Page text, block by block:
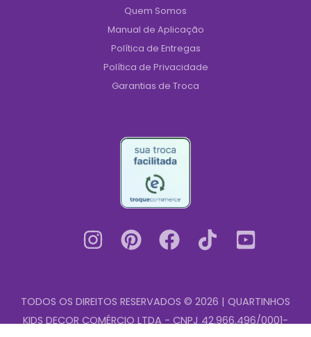
Quem Somos
Manual de Aplicação
Política de Entregas
Política de Privacidade
Garantias de Troca
TODOS OS DIREITOS RESERVADOS © 2026 | QUARTINHOS
KIDS DECOR COMÉRCIO LTDA - CNPJ 42.966.496/0001-